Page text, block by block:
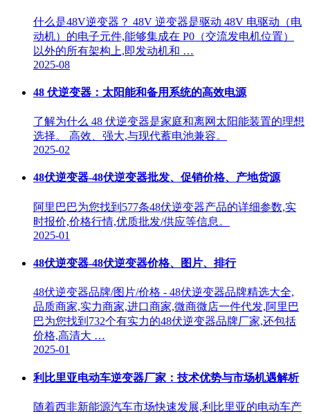
什么是48V逆变器？ 48V 逆变器是驱动 48V 电驱动（电
动机）的电子元件,能够集成在 P0（交流发电机位置）
以外的所有架构上,即发动机和 …
2025-08
48 伏逆变器：太阳能和备用系统的高效电源
了解为什么 48 伏逆变器是家庭和离网太阳能装置的理想
选择。 高效、强大,与现代蓄电池兼容。
2025-02
48伏逆变器-48伏逆变器批发、促销价格、产地货源
阿里巴巴为您找到577条48伏逆变器产品的详细参数,实
时报价,价格行情,优质批发/供应等信息。
2025-01
48伏逆变器-48伏逆变器价格、图片、排行
48伏逆变器品牌/图片/价格 - 48伏逆变器品牌精选大全,
品质商家,实力商家,进口商家,微商微店一件代发,阿里巴
巴为您找到732个有实力的48伏逆变器品牌厂家,还包括
价格,高清大 …
2025-01
利比里亚电动车逆变器厂家：技术优势与市场机遇解析
随着西非新能源汽车市场快速发展,利比里亚的电动车产